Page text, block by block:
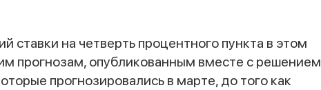
на четверть процентного пункта в этом
прогнозам, опубликованным вместе с решением
прогнозировались в марте, до того как
Спасибо за заявку